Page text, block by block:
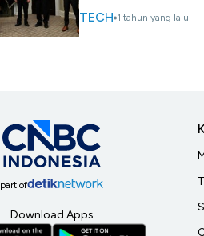
TECH 1 tahun yang lalu
part of
Download Apps